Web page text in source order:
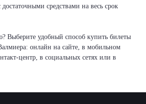
средствами на весь срок
Выберите удобный способ купить билеты
онлайн на сайте, в мобильном
центр, в социальных сетях или в